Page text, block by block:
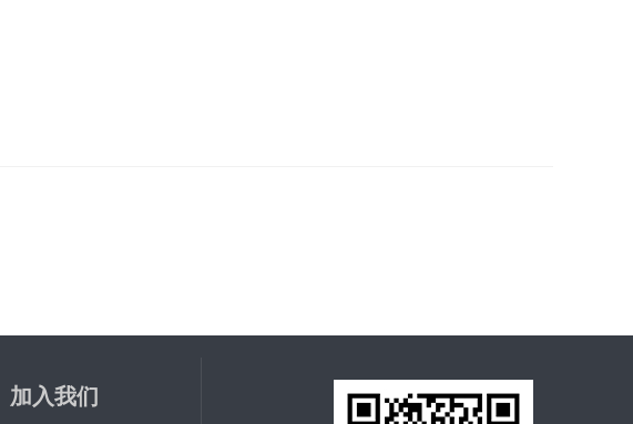
加入我们